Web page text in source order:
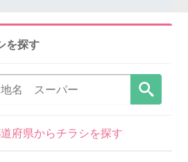
を探す
府県からチラシを探す